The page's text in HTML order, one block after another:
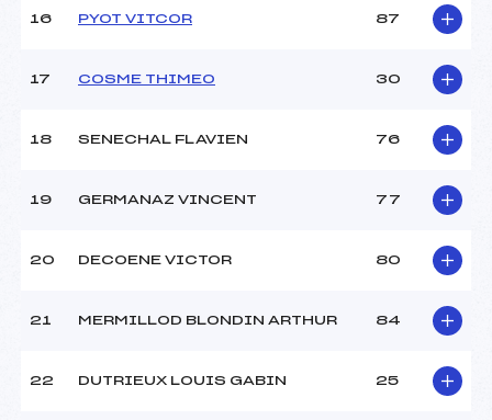
4
Pénalité appliquée :
16 PYOT VITCOR 87
17 COSME THIMEO 30
18 SENECHAL FLAVIEN 76
19 GERMANAZ VINCENT 77
20 DECOENE VICTOR 80
21 MERMILLOD BLONDIN ARTHUR 84
22 DUTRIEUX LOUIS GABIN 25